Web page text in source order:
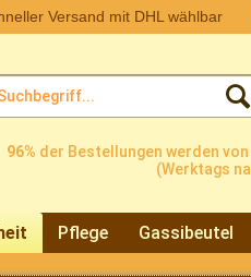
Versand mit DHL wählbar
96% der Bestellungen werden von
(Werktags
Pflege Gassibeutel